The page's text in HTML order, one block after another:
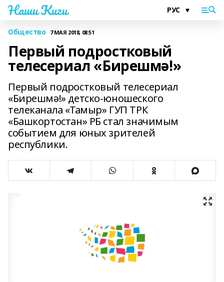
Наши Киги
Общество 7 МАЯ 2018, 08:51
Первый подростковый
телесериал «Бирешмә!»
Первый подростковый телесериал
«Бирешмә!» детско-юношеского
телеканала «Тамыр» ГУП ТРК
«Башкортостан» РБ стал значимым
событием для юных зрителей
республики.